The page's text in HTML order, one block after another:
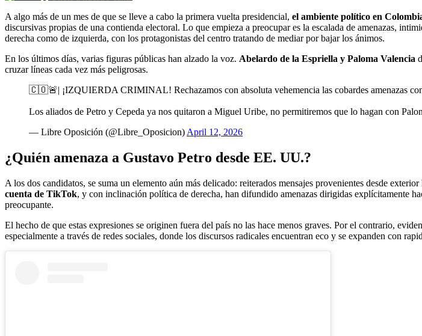
A algo más de un mes de que se lleve a cabo la primera vuelta presidencial, el ambiente político en
discursivas propias de una contienda electoral. Lo que empieza a preocupar es la escalada de amenazas,
derecha como de izquierda, con los protagonistas del centro tratando de mediar por bajar los ánimos.
En los últimos días, varias figuras públicas han alzado la voz. Abelardo de la Espriella y Paloma Valencia
cruzar líneas cada vez más peligrosas.
🇨🇴🚨| ¡IZQUIERDA CRIMINAL! Rechazamos con absoluta vehemencia las cobardes amenazas
Los aliados de Petro y Cepeda ya nos quitaron a Miguel Uribe, no permitiremos que lo hagan con
— Libre Oposición (@Libre_Oposicion) April 12, 2026
¿Quién amenaza a Gustavo Petro desde EE. UU.?
A los dos candidatos, se suma un elemento aún más delicado: reiterados mensajes provenientes desde
cuenta de TikTok, y con inclinación política de derecha, han difundido amenazas dirigidas explícitamente
preocupante.
El hecho de que estas expresiones se originen fuera del país no las hace menos graves. Por el contrario,
especialmente a través de redes sociales, donde los discursos radicales encuentran eco y se expanden con